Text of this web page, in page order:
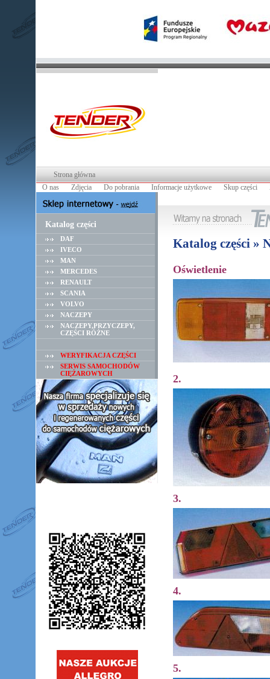
Strona główna
O nas
Zdjęcia Do pobrania Informacje użytkowe Skup części
Katalog części
DAF
IVECO
MAN
MERCEDES
RENAULT
SCANIA
VOLVO
NACZEPY
NACZEPY,PRZYCZEPY,
CZĘŚCI RÓŻNE
WERYFIKACJA CZĘŚCI
SERWIS SAMOCHODÓW
CIĘŻAROWYCH
Katalog części »
Oświetlenie
2.
3.
4.
5.